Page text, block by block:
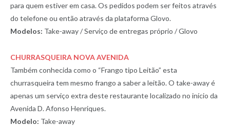
para quem estiver em casa. Os pedidos podem ser feitos através
do telefone ou então através da plataforma Glovo.
Modelos: Take-away / Serviço de entregas próprio / Glovo
CHURRASQUEIRA NOVA AVENIDA
Também conhecida como o “Frango tipo Leitão” esta
churrasqueira tem mesmo frango a saber a leitão. O take-away é
apenas um serviço extra deste restaurante localizado no início da
Avenida D. Afonso Henriques.
Modelo: Take-away